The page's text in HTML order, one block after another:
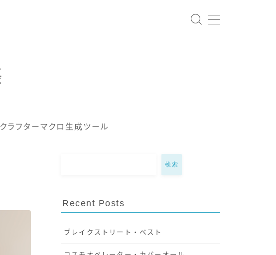
クラフターマクロ生成ツール
検索
Recent Posts
ブレイクストリート・ベスト